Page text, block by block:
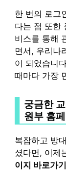
한 번의 로그
다는 점 또한
비스를 통해
면서, 우리나
이 되었습니
때마다 가장
궁금한
원부 홈
복잡하고 방
셨다면, 이제
이지 바로가기